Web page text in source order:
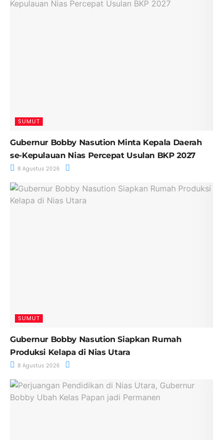
SUMUT
Gubernur Bobby Nasution Minta Kepala Daerah
se-Kepulauan Nias Percepat Usulan BKP 2027
8 Agustus 2026
SUMUT
Gubernur Bobby Nasution Siapkan Rumah
Produksi Kelapa di Nias Utara
8 Agustus 2026